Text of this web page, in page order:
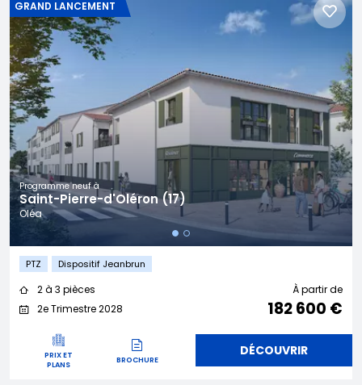
Programme neuf à
Saint-Pierre-d'Oléron (17)
Oléa
GRAND LANCEMENT
PTZ Dispositif Jeanbrun
2 à 3 pièces
2e Trimestre 2028
À partir de
182 600 €
PRIX ET
PLANS
BROCHURE
DÉCOUVRIR